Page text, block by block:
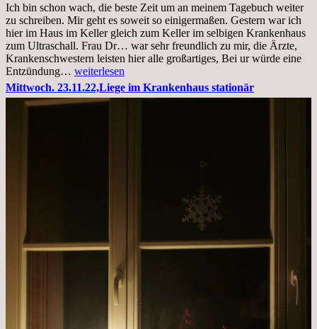
Ich bin schon wach, die beste Zeit um an meinem Tagebuch weiter
zu schreiben. Mir geht es soweit so einigermaßen. Gestern war ich
hier im Haus im Keller gleich zum Keller im selbigen Krankenhaus
zum Ultraschall. Frau Dr… war sehr freundlich zu mir, die Ärzte,
Krankenschwestern leisten hier alle großartiges, Bei ur würde eine
Entzündung… Freitag,
25.11.2022
Kleines
weiterlesen
Mittwoch. 23.11.22,Liege im Krankenhaus stationär